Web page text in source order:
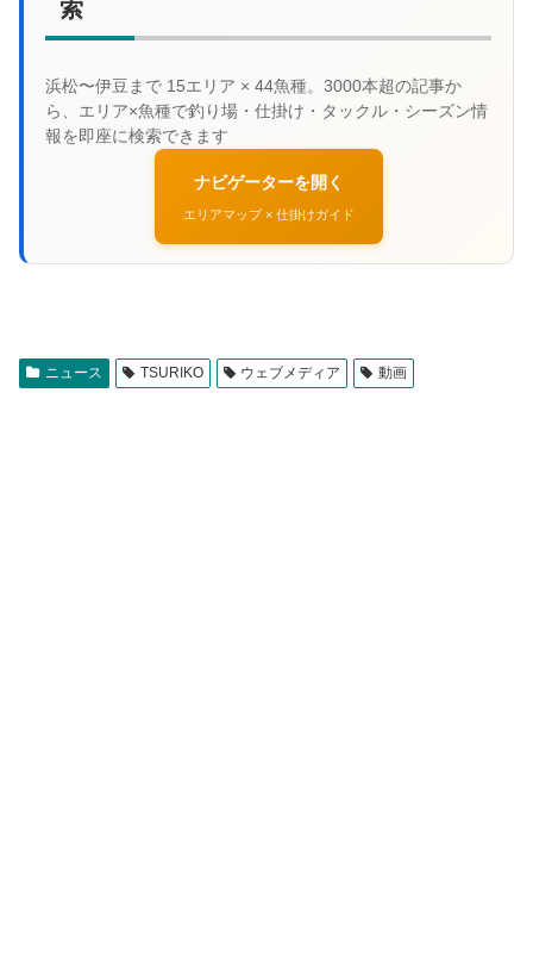
索
ナビゲーターを開く
エリアマップ × 仕掛けガイド
ニュース TSURIKO ウェブメディア 動画